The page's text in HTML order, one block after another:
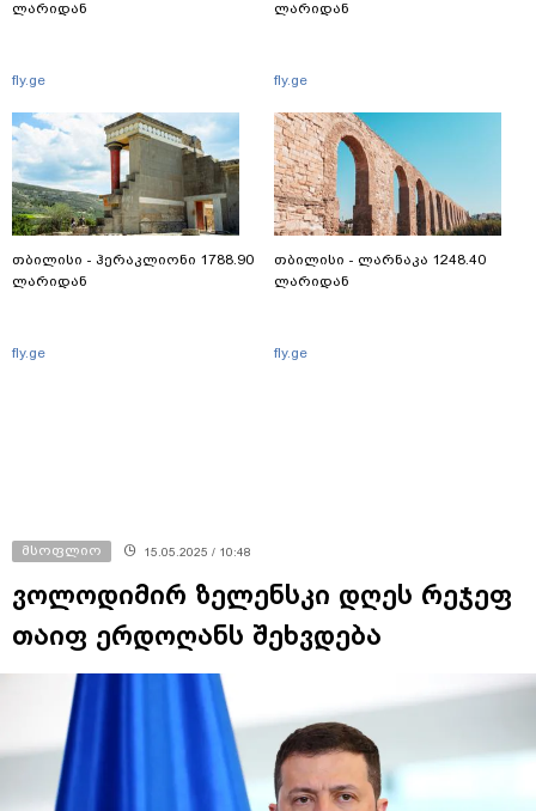
ლარიდან
fly.ge
თბილისი - ჰერაკლიონი 1788.90
ლარიდან
fly.ge
ლარიდან
fly.ge
თბილისი - ლარნაკა 1248.40
ლარიდან
fly.ge
მსოფლიო 15.05.2025 / 10:48
ვოლოდიმირ ზელენსკი დღეს რეჯეფ
თაიფ ერდოღანს შეხვდება